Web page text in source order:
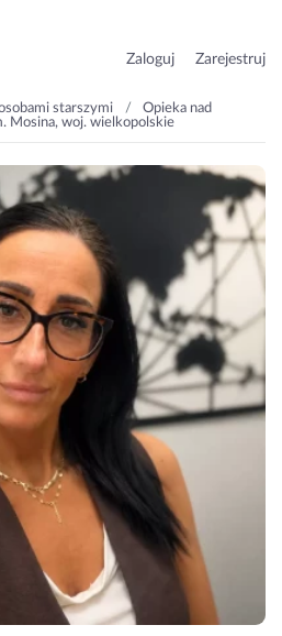
Zaloguj Zarejestruj
starszymi
Opieka nad
Mosina, woj. wielkopolskie